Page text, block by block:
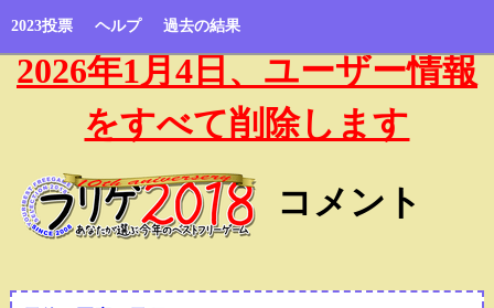
2023投票 ヘルプ 過去の結果
2026年1月4日、ユーザー情報
をすべて削除します
コメント